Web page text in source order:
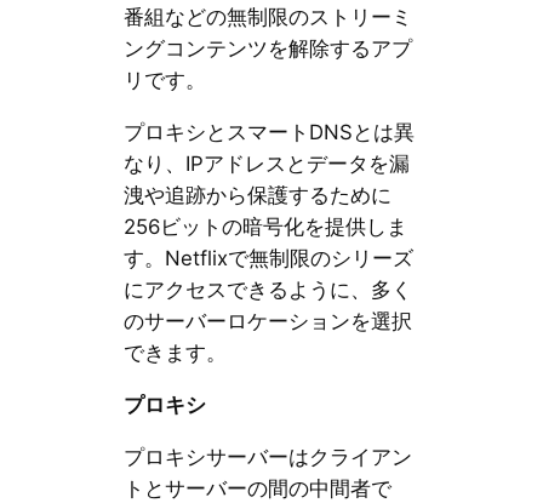
番組などの無制限のストリーミ
ングコンテンツを解除するアプ
リです。
プロキシとスマートDNSとは異
なり、IPアドレスとデータを漏
洩や追跡から保護するために
256ビットの暗号化を提供しま
す。Netflixで無制限のシリーズ
にアクセスできるように、多く
のサーバーロケーションを選択
できます。
プロキシ
プロキシサーバーはクライアン
トとサーバーの間の中間者で